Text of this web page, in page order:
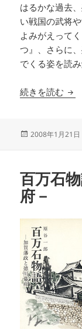
はるかな過去
い戦国の武将
よみがえって
つ』、さらに
でくる姿を読み
続きを読む 北
投
2008年1月21日
百万石
府－